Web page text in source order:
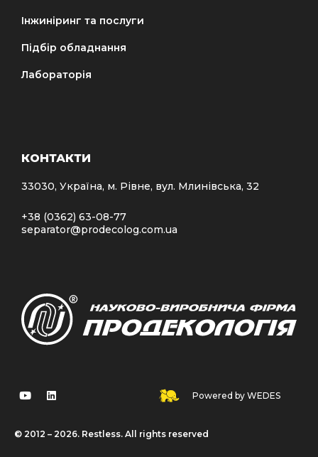
Інжиніринг та послуги
Підбір обладнання
Лабораторія
КОНТАКТИ
33030, Україна, м. Рівне, вул. Млинівська, 32
+38 (0362) 63-08-77
separator@prodecolog.com.ua
Powered by WEDES
© 2012 – 2026. Restless. All rights reserved